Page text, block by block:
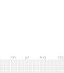
Jun Jul Aug Sep